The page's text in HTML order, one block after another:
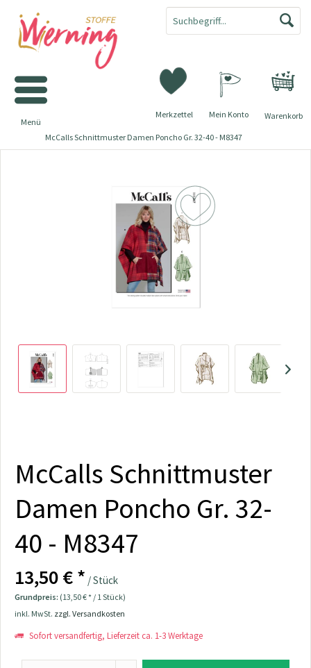
Warenkorb
Merkzettel Mein Konto
Menü
McCalls Schnittmuster Damen Poncho Gr. 32-40 - M8347
McCalls Schnittmuster
Damen Poncho Gr. 32-
40 - M8347
13,50 € * / Stück
Grundpreis: (13,50 € * / 1 Stück)
inkl. MwSt. zzgl. Versandkosten
Sofort versandfertig, Lieferzeit ca. 1-3 Werktage